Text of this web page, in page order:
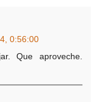
0:56:00
Que aproveche.